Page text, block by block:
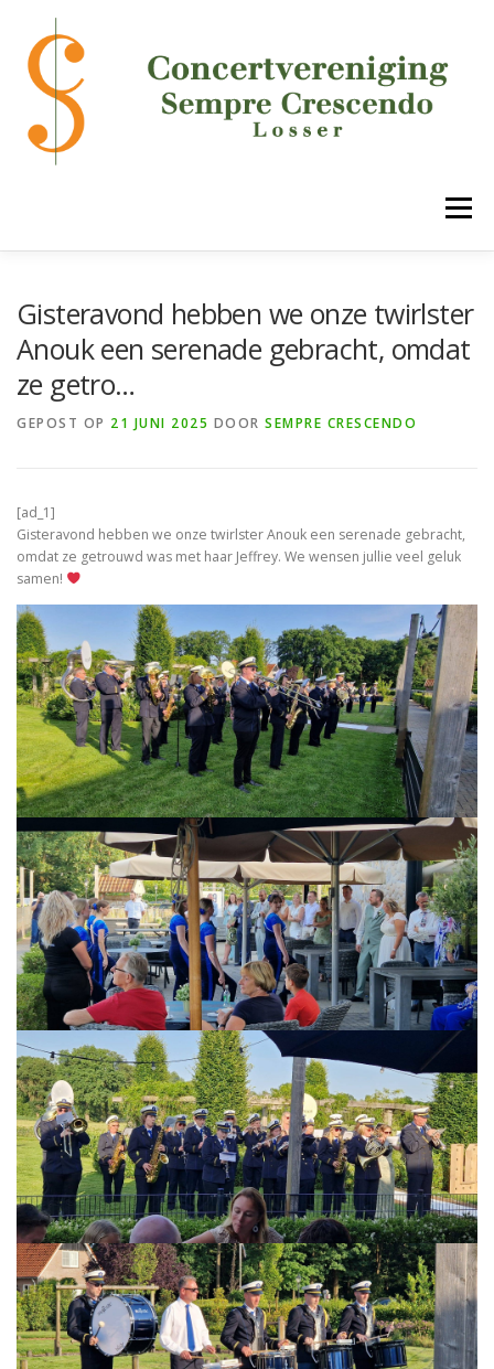
inhoud
Menu
AGENDA
Gisteravond hebben we onze twirlster
Anouk een serenade gebracht, omdat
ze getro…
GEPOST OP 21 JUNI 2025 DOOR SEMPRE CRESCENDO
[ad_1]
Gisteravond hebben we onze twirlster Anouk een serenade gebracht,
omdat ze getrouwd was met haar Jeffrey. We wensen jullie veel geluk
samen!